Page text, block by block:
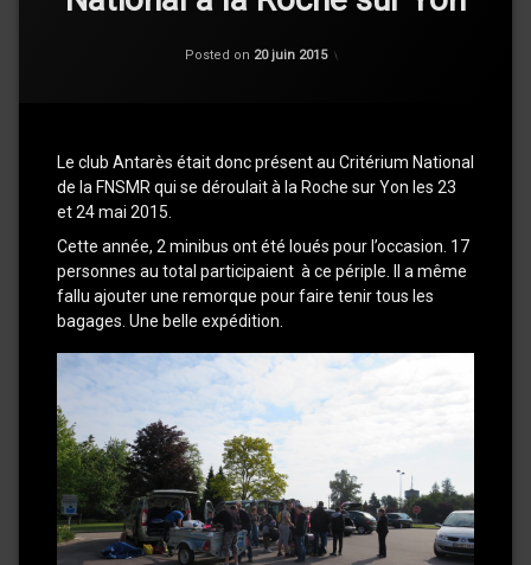
Posted on 20 juin 2015
Le club Antarès était donc présent au Critérium National
de la FNSMR qui se déroulait à la Roche sur Yon les 23
et 24 mai 2015.
Cette année, 2 minibus ont été loués pour l’occasion. 17
personnes au total participaient à ce périple. Il a même
fallu ajouter une remorque pour faire tenir tous les
bagages. Une belle expédition.